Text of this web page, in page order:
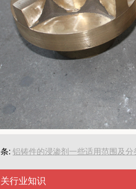
条:铝铸件的浸渗剂一些适用范围及分
行业知识